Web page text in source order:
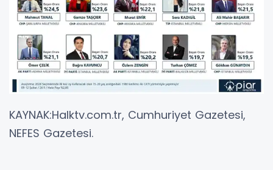
KAYNAK:Halktv.com.tr, Cumhuriyet Gazetesi,
NEFES Gazetesi.